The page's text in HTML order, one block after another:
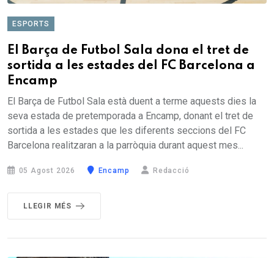
ESPORTS
El Barça de Futbol Sala dona el tret de
sortida a les estades del FC Barcelona a
Encamp
El Barça de Futbol Sala està duent a terme aquests dies la
seva estada de pretemporada a Encamp, donant el tret de
sortida a les estades que les diferents seccions del FC
Barcelona realitzaran a la parròquia durant aquest mes...
05 Agost 2026 Encamp Redacció
LLEGIR MÉS